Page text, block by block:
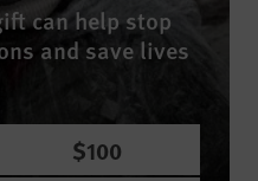
can help stop
and save lives
$100